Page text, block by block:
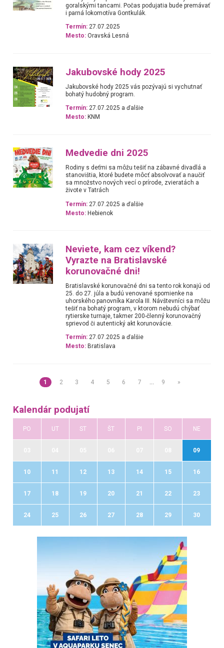
goralskými tancami. Počas podujatia bude premávať
i parná lokomotíva Gontkulák.
Termín: 27.07.2025
Mesto: Oravská Lesná
Jakubovské hody 2025
Jakubovské hody 2025 vás pozývajú si vychutnať
bohatý hudobný program.
Termín: 27.07.2025 a ďalšie
Mesto: KNM
Medvedie dni 2025
Rodiny s deťmi sa môžu tešiť na zábavné divadlá a
stanovištia, ktoré budete môcť absolvovať a naučiť
sa množstvo nových vecí o prírode, zvieratách a
živote v Tatrách
Termín: 27.07.2025 a ďalšie
Mesto: Hebienok
Neviete, kam cez víkend?
Vyrazte na Bratislavské
korunovačné dni!
Bratislavské korunovačné dni sa tento rok konajú od
25. do 27. júla a budú venované spomienke na
uhorského panovníka Karola III. Návštevníci sa môžu
tešiť na bohatý program, v ktorom nebudú chýbať
rytierske turnaje, takmer 200-členný korunovačný
sprievod či autentický akt korunovácie.
Termín: 27.07.2025 a ďalšie
Mesto: Bratislava
1 2 3 4 5 6 7 9 »
Kalendár podujatí
PO UT ST ŠT PI SO NE
09
10 11 12 13 14 15 16
17 18 19 20 21 22 23
24 25 26 27 28 29 30